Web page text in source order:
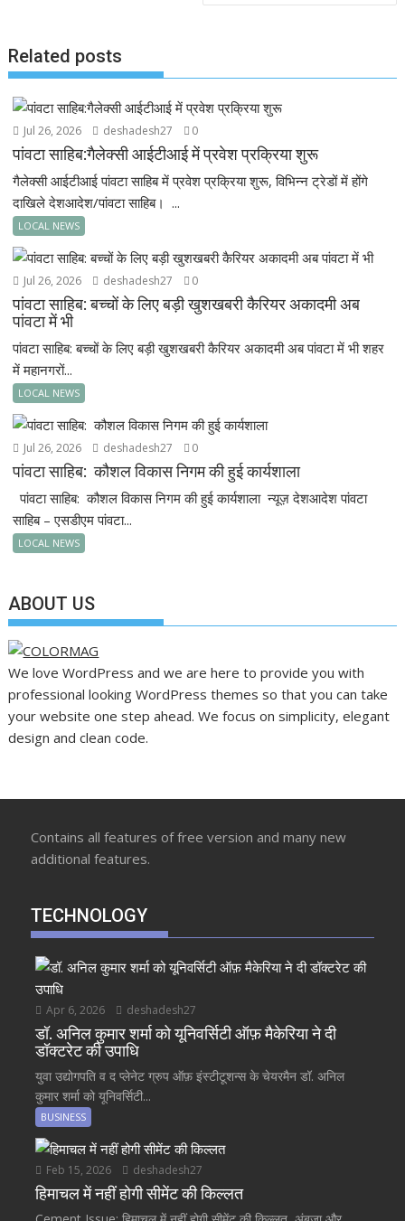
Related posts
Jul 26, 2026 deshadesh27 0
पांवटा साहिब:गैलेक्सी आईटीआई में प्रवेश प्रक्रिया शुरू
गैलेक्सी आईटीआई पांवटा साहिब में प्रवेश प्रक्रिया शुरू, विभिन्न ट्रेडों में होंगे
दाखिले देशआदेश/पांवटा साहिब। ...
LOCAL NEWS
Jul 26, 2026 deshadesh27 0
पांवटा साहिब: बच्चों के लिए बड़ी खुशखबरी कैरियर अकादमी अब
पांवटा में भी
पांवटा साहिब: बच्चों के लिए बड़ी खुशखबरी कैरियर अकादमी अब पांवटा में भी शहर
में महानगरों...
LOCAL NEWS
Jul 26, 2026 deshadesh27 0
पांवटा साहिब: कौशल विकास निगम की हुई कार्यशाला
पांवटा साहिब: कौशल विकास निगम की हुई कार्यशाला न्यूज़ देशआदेश पांवटा
साहिब – एसडीएम पांवटा...
LOCAL NEWS
ABOUT US
We love WordPress and we are here to provide you with
professional looking WordPress themes so that you can take
your website one step ahead. We focus on simplicity, elegant
design and clean code.
Contains all features of free version and many new
additional features.
TECHNOLOGY
Apr 6, 2026 deshadesh27
डॉ. अनिल कुमार शर्मा को यूनिवर्सिटी ऑफ़ मैकेरिया ने दी
डॉक्टरेट की उपाधि
युवा उद्योगपति व द प्लेनेट ग्रुप ऑफ़ इंस्टीटूशन्स के चेयरमैन डॉ. अनिल
कुमार शर्मा को यूनिवर्सिटी...
BUSINESS
Feb 15, 2026 deshadesh27
हिमाचल में नहीं होगी सीमेंट की किल्लत